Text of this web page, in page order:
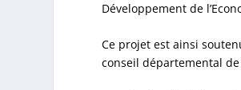
Développement de
Ce projet est ainsi
conseil départemental de